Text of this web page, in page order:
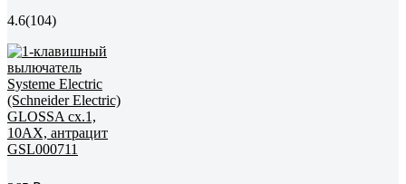
4.6(104)